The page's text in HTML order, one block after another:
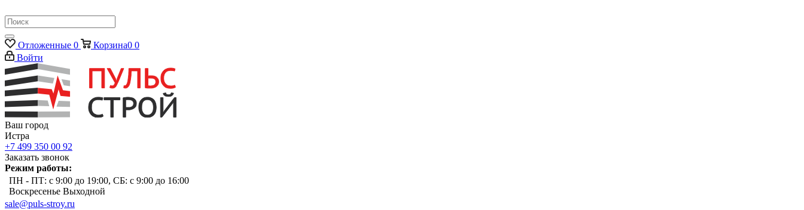
Отложенные 0 Корзина0 0
Войти
Ваш город
Истра
+7 499 350 00 92
Заказать звонок
Режим работы:
ПН - ПТ: с 9:00 до 19:00, СБ: с 9:00 до 16:00
Воскресенье Выходной
sale@puls-stroy.ru